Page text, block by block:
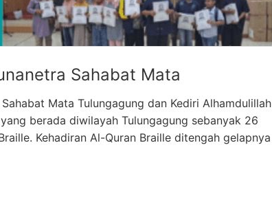
Sahabat Mata
Mata Tulungagung dan Kediri Alhamdulillah
berada diwilayah Tulungagung sebanyak 26
Kehadiran Al-Quran Braille ditengah gelapnya